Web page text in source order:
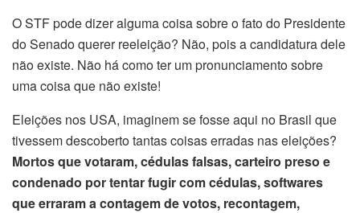
O STF pode dizer alguma coisa sobre o fato do Presidente
do Senado querer reeleição? Não, pois a candidatura dele
não existe. Não há como ter um pronunciamento sobre
uma coisa que não existe!
Eleições nos USA, imaginem se fosse aqui no Brasil que
tivessem descoberto tantas coisas erradas nas eleições?
Mortos que votaram, cédulas falsas, carteiro preso e
condenado por tentar fugir com cédulas, softwares
que erraram a contagem de votos, recontagem,